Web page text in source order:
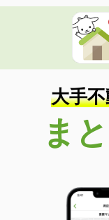
大手
ま